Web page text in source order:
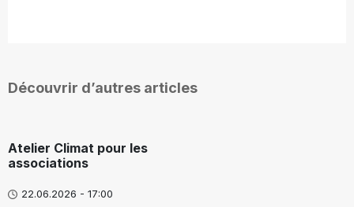
Découvrir d’autres articles
Atelier Climat pour les
associations
22.06.2026 - 17:00